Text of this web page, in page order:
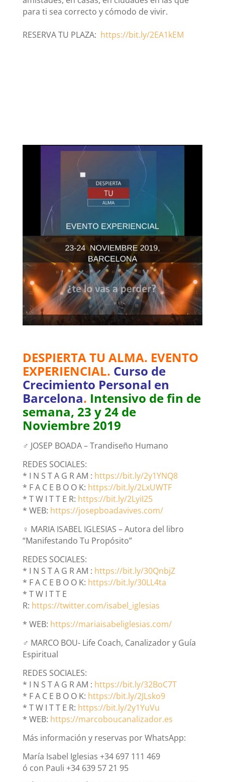
para ti sea correcto y cómodo de vivir.
RESERVA TU PLAZA: https://bit.ly/2EA1kEM
DESPIERTA TU ALMA. EVENTO
EXPERIENCIAL. Curso de
Crecimiento Personal en
Barcelona. Intensivo de fin de
semana, 23 y 24 de
Noviembre 2019
‍♂ JOSEP BOADA – Trandiseño Humano
REDES SOCIALES:
* I N S T A G R AM : https://bit.ly/2y1YNQ8
* F A C E B O O K: https://bit.ly/2LxUWTF
* T W I T T E R: https://bit.ly/2LyiI25
* WEB: https://josepboadavives.com/
‍♀ MARIA ISABEL IGLESIAS – Autora del libro
“Manifestando Tu Propósito”
REDES SOCIALES:
* I N S T A G R AM : https://bit.ly/30QnbjZ
* F A C E B O O K: https://bit.ly/30LL4ta
* T W I T T E
R: https://twitter.com/isabel_iglesias
* WEB: https://mariaisabeliglesias.com/
‍♂ MARCO BOU- Life Coach, Canalizador y Guía
Espiritual
REDES SOCIALES:
* I N S T A G R AM : https://bit.ly/32BoC7T
* F A C E B O O K: https://bit.ly/2JLsko9
* T W I T T E R: https://bit.ly/2y1YuVu
* WEB: https://marcoboucanalizador.es
Más información y reservas por WhatsApp:
María Isabel Iglesias +34 697 111 469
ó con Pauli +34 639 57 21 95